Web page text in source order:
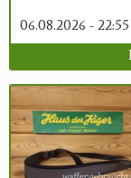
06.08.2026 - 22:55